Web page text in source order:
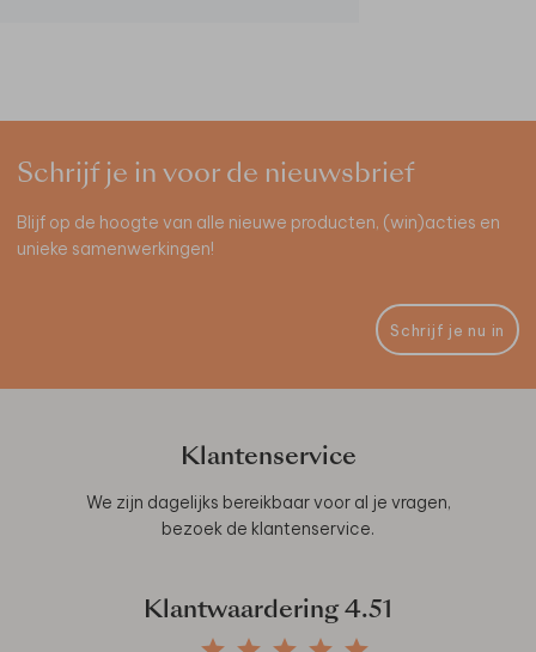
Schrijf je in voor de nieuwsbrief
Blijf op de hoogte van alle nieuwe producten, (win)acties en
unieke samenwerkingen!
Schrijf je nu in
Klantenservice
We zijn dagelijks bereikbaar voor al je vragen,
bezoek de klantenservice.
Klantwaardering 4.51